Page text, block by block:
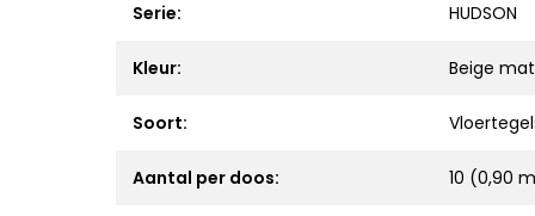
Serie: HUDSON
Kleur: Beige mat
Soort:
Aantal per doos: 10 (0,90